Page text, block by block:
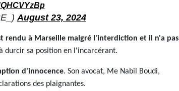
August 23, 2024
rendu à Marseille malgré l'interdiction et il n'a pas
durcir sa position en l'incarcérant.
d'innocence. Son avocat, Me Nabil Boudi,
des plaignantes.